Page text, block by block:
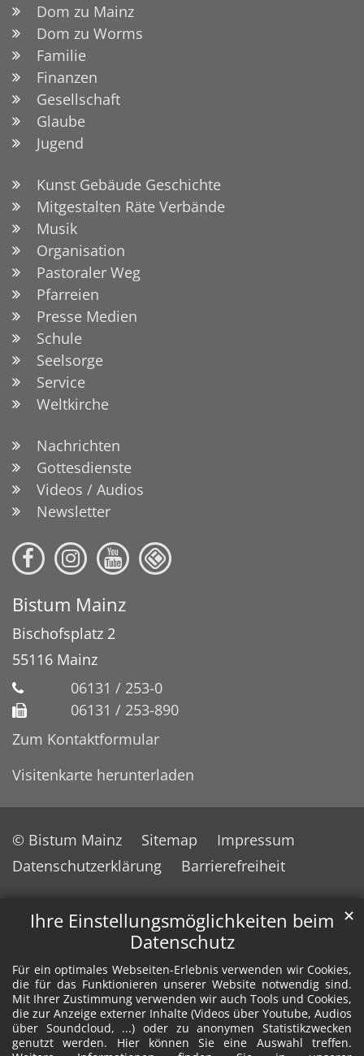
Ihre Einstellungsmöglichkeiten beim
Datenschutz
Für ein optimales Webseiten-Erlebnis verwenden wir Cookies,
die für das Funktionieren unserer Website notwendig sind.
Mit Ihrer Zustimmung verwenden wir auch Tools und Cookies,
die zur Anzeige externer Inhalte (Videos über Youtube, Audios
über Soundcloud, ...) oder zu anonymen Statistikzwecken
genutzt werden. Hier können Sie eine Auswahl treffen.
✕
Dom zu Mainz
Dom zu Worms
Familie
Finanzen
Gesellschaft
Glaube
Jugend
Kunst Gebäude Geschichte
Mitgestalten Räte Verbände
Musik
Organisation
Pastoraler Weg
Pfarreien
Presse Medien
Schule
Seelsorge
Service
Weltkirche
Nachrichten
Gottesdienste
Videos / Audios
Newsletter
Bistum Mainz
Bischofsplatz 2
55116 Mainz
06131 / 253-0
06131 / 253-890
Zum Kontaktformular
Visitenkarte herunterladen
© Bistum Mainz Sitemap
Impressum
Datenschutzerklärung
Barrierefreiheit